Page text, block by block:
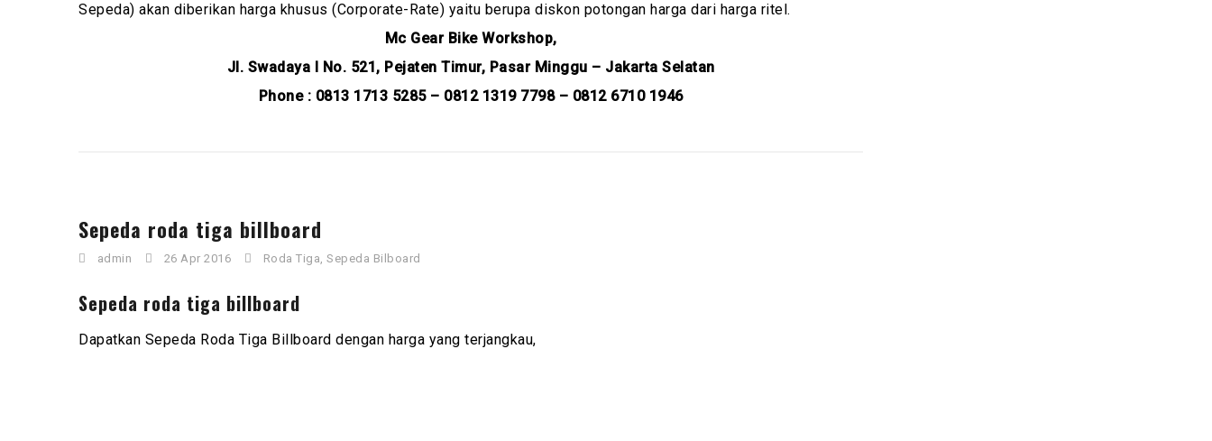
Sepeda) akan diberikan harga khusus (Corporate-Rate) yaitu berupa diskon potongan harga dari harga ritel.
Mc Gear Bike Workshop,
Jl. Swadaya I No. 521, Pejaten Timur, Pasar Minggu – Jakarta Selatan
Phone : 0813 1713 5285 – 0812 1319 7798 – 0812 6710 1946
Sepeda roda tiga billboard
admin 26 Apr 2016 Roda Tiga, Sepeda Bilboard
Sepeda roda tiga billboard
Dapatkan Sepeda Roda Tiga Billboard dengan harga yang terjangkau,